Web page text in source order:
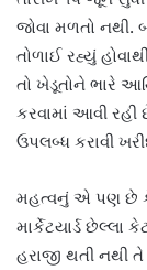
જોવા મળતો નથી.
તોળાઈ રહ્યું
તો ખેડૂતોને ભારે
કરવામાં આવી રહી
ઉપલબ્ધ કરાવી
મહત્વનું એ પણ છે કે
માર્કેટયાર્ડ છેલ્લા
હરાજી થતી નથી